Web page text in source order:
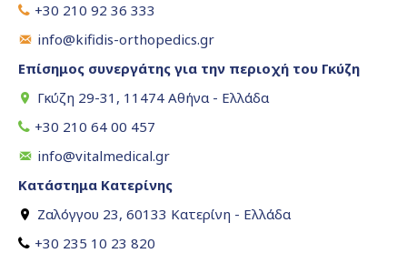
+30 210 92 36 333
info@kifidis-orthopedics.gr
Επίσημος συνεργάτης για την περιοχή του Γκύζη
Γκύζη 29-31, 11474 Αθήνα - Ελλάδα
+30 210 64 00 457
info@vitalmedical.gr
Κατάστημα Κατερίνης
Ζαλόγγου 23, 60133 Κατερίνη - Ελλάδα
+30 235 10 23 820